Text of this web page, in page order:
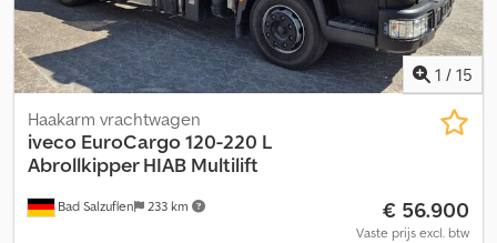
Alszq I Nxeyjha
1 / 15
Bad Salzuflen 233 km
Haakarm vrachtwagen
iveco EuroCargo 120-220 L
Abrollkipper HIAB Multilift
€ 56.900
Vaste prijs excl. btw